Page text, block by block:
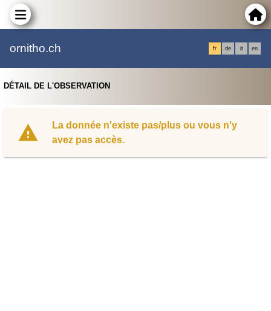
ornitho.ch fr de it en
DÉTAIL DE L'OBSERVATION
La donnée n'existe pas/plus ou vous n'y
avez pas accès.